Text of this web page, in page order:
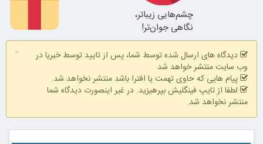
چشم‌هایی زیباتر،
نگاهی جوان‌تر!
بلفاروپلاستی
۱۰ میلیون تومان
تخفیف ویژه
×
دیدگاه های ارسال شده توسط شما، پس از تایید توسط خبریا در
وب سایت منتشر خواهد شد
پیام هایی که حاوی تهمت یا افترا باشد منتشر نخواهد شد.
لطفا از تایپ فینگلیش بپرهیزید. در غیر اینصورت دیدگاه شما
منتشر نخواهد شد.